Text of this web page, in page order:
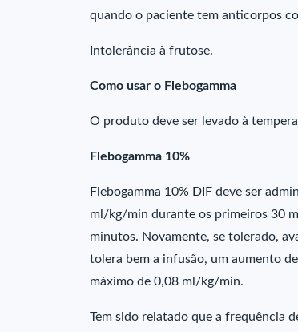
quando o paciente tem anticorpos
Intolerância à frutose.
Como usar o Flebogamma
O produto deve ser levado à
Flebogamma 10%
Flebogamma 10% DIF deve ser
ml/kg/min durante os primeiros 30
minutos. Novamente, se tolerado,
tolera bem a infusão, um aumento
máximo de 0,08 ml/kg/min.
Tem sido relatado que a frequência